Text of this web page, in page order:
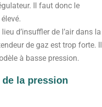
Il faut donc le
d’insuffler de l’air dans la
de gaz est trop forte. Il
à basse pression.
la pression